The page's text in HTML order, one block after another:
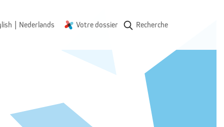
| Nederlands Votre dossier Recherche